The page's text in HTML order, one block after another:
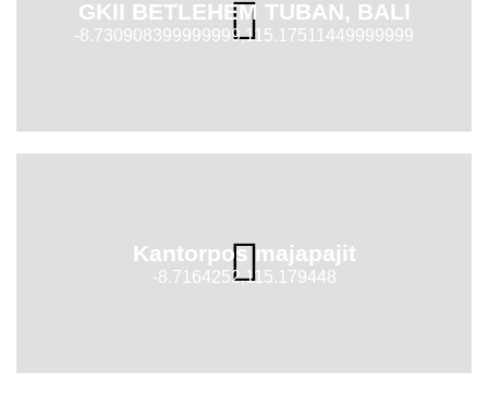
GKII BETLEHEM TUBAN, BALI
-8.730908399999999,115.17511449999999
Kantorpos majapajit
-8.7164252,115.179448